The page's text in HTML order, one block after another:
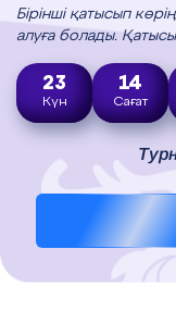
Бірінші қатысып
алуға болады.
23
Күн
14
Сағат